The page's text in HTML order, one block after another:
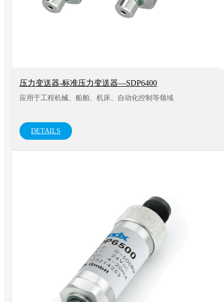
压力变送器-标准压力变送器—SDP6400
应用于工程机械、船舶、机床、自动化控制等领域
DETAILS